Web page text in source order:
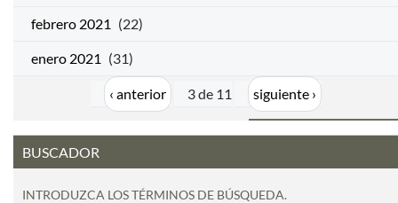
febrero 2021 (22)
enero 2021 (31)
‹ anterior 3 de 11 siguiente ›
BUSCADOR
INTRODUZCA LOS TÉRMINOS DE BÚSQUEDA.